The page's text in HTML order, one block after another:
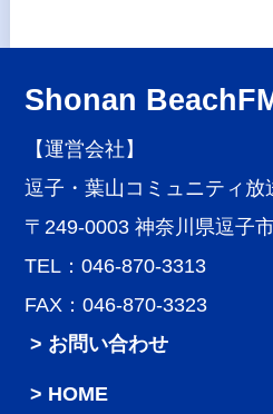
Shonan
【運営会社】
逗子・葉山コミュニティ放
〒249-0003 神奈川県逗子
TEL：046-870-3313
FAX：046-870-3323
> お問い合わせ
HOME